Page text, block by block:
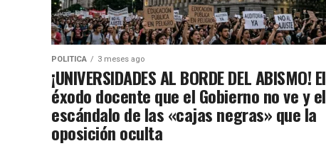
POLITICA 3 meses ago
¡UNIVERSIDADES AL BORDE DEL ABISMO! El
éxodo docente que el Gobierno no ve y el
escándalo de las «cajas negras» que la
oposición oculta